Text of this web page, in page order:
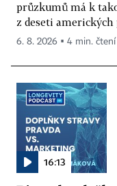
průzkumů má k
z deseti amerických
6. 8. 2026 ▪ 4 min. čtení
16:13